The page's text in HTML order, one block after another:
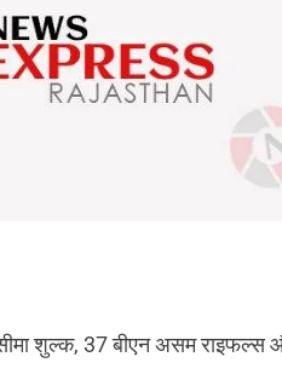
शुल्क, 37 बीएन असम राइफल्स